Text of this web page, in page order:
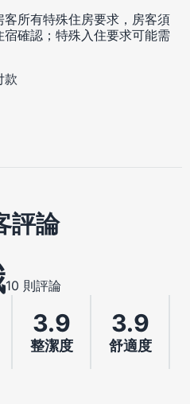
所有特殊住房要求，房客須
確認；特殊入住要求可能需
款
評論
10 則評論
3.9
整潔度
3.9
舒適度